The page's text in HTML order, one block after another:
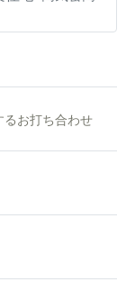
お打ち合わせ